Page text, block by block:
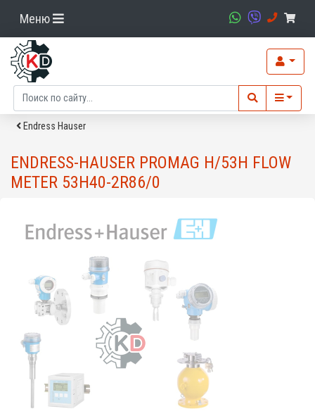
Меню
Endress Hauser
ENDRESS-HAUSER PROMAG H/53H FLOW
METER 53H40-2R86/0